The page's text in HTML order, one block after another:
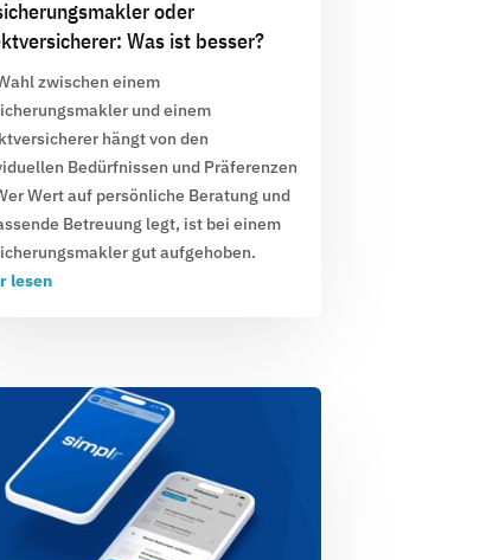
oder
Was ist besser?
zwischen einem
und einem
hängt von den
Bedürfnissen und Präferenzen
Wert auf persönliche Beratung und
Betreuung legt, ist bei einem
gut aufgehoben.
lesen